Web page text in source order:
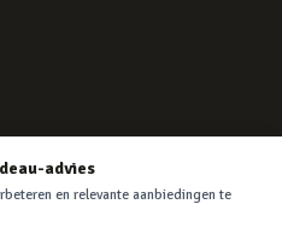
advies
en relevante aanbiedingen te